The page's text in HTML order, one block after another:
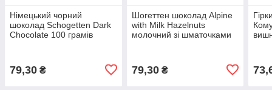
Німецький чорний
шоколад Schogetten Dark
Chocolate 100 грамів
79,30 ₴
Шогеттен шоколад Alpine
with Milk Hazelnuts
молочний зі шматочками
79,30₴